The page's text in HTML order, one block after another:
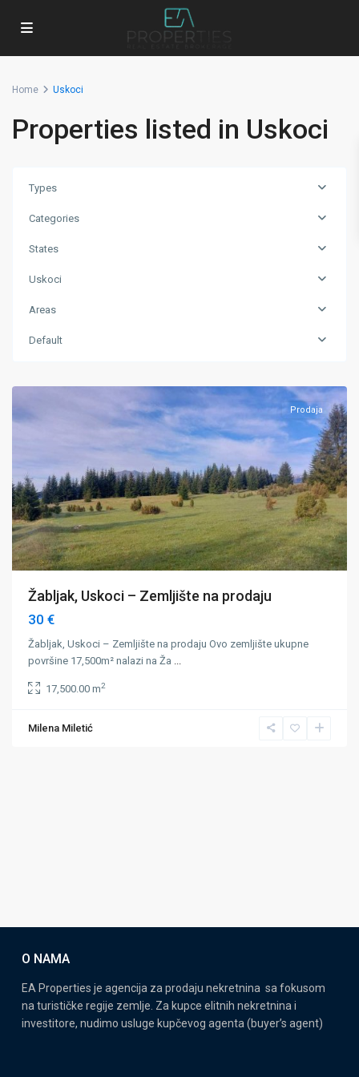
Home Uskoci
Properties listed in Uskoci
Types
Categories
States
Uskoci
Areas
Default
Prodaja
Žabljak, Uskoci – Zemljište na prodaju
30 €
Žabljak, Uskoci – Zemljište na prodaju Ovo zemljište ukupne
površine 17,500m² nalazi na Ža ...
17,500.00 m2
Milena Miletić
O NAMA
EA Properties je agencija za prodaju nekretnina sa fokusom
na turističke regije zemlje. Za kupce elitnih nekretnina i
investitore, nudimo usluge kupčevog agenta (buyer’s agent)